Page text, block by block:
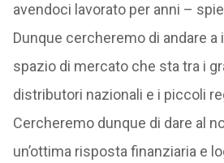
avendoci lavorato per anni –
Dunque cercheremo di andare
spazio di mercato che sta tra i
distributori nazionali e i piccoli
Cercheremo dunque di dare al
un’ottima risposta finanziaria e